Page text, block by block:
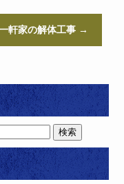
軒家の解体工事 →